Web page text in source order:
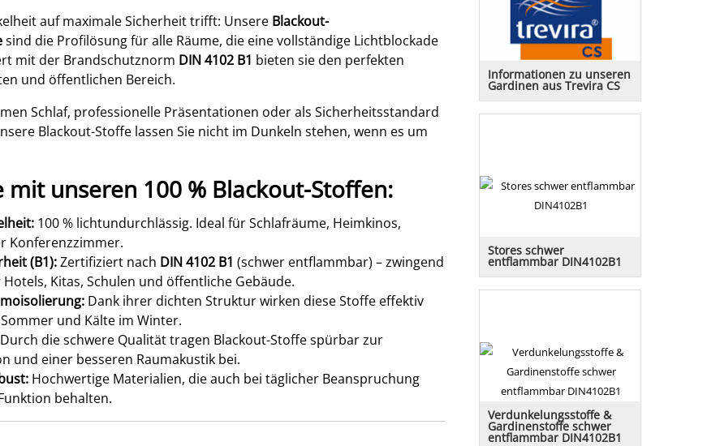
Informationen zu unseren
Gardinen aus Trevira CS
Informationen zu unseren
Gardinen aus Trevira CS
Stores schwer
entflammbar DIN4102B1
Alle Stores wurden aus Trevira CS
permanent flammenhemmend,
Verdunkelungsstoffe &
Gardinenstoffe schwer
entflammbar DIN4102B1
auf maximale Sicherheit trifft: Unsere Blackout-
sind die Profilösung für alle Räume, die eine vollständige Lichtblockade
mit der Brandschutznorm DIN 4102 B1 bieten sie den perfekten
und öffentlichen Bereich.
Schlaf, professionelle Präsentationen oder als Sicherheitsstandard
Blackout-Stoffe lassen Sie nicht im Dunkeln stehen, wenn es um
mit unseren 100 % Blackout-Stoffen:
100 % lichtundurchlässig. Ideal für Schlafräume, Heimkinos,
Konferenzzimmer.
(B1):Zertifiziert nach DIN 4102 B1 (schwer entflammbar) – zwingend
Kitas, Schulen und öffentliche Gebäude.
Dank ihrer dichten Struktur wirken diese Stoffe effektiv
und Kälte im Winter.
Durch die schwere Qualität tragen Blackout-Stoffe spürbar zur
und einer besseren Raumakustik bei.
Hochwertige Materialien, die auch bei täglicher Beanspruchung
behalten.